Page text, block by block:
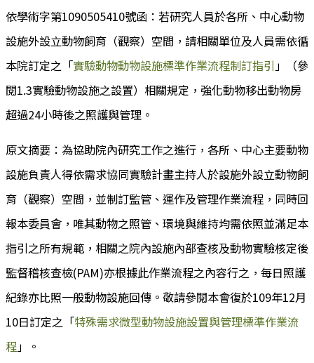
依學術字第1090505410號函：若研究人員於各所、中心動物
設施外設立動物飼育（觀察）空間，請相關單位及人員需依循
本院訂定之「實驗動物動物設施標準作業流程制訂指引」（參
閱1.3實驗動物設施之設置）相關規定，強化動物移出動物房
超過24小時後之照護與管理。
原文摘要：為協助院內研究工作之進行，各所、中心主要動物
設施負責人得依需求協同實驗計畫主持人於設施外設立動物飼
育（觀察）空間，並制訂監管、運作及管理作業流程，同時回
報本委員會，唯其動物之照管、環境與維持均需依照並滿足本
指引之所有規範，相關之院內設施內部查核及動物實驗核定後
監督稽核查檢(PAM)亦根據此作業流程之內容行之，每日照護
紀錄亦比照一般動物設施回傳。敬請參閱本會復於109年12月
10日訂定之「特殊需求微型動物設施設置與管理標準作業流
程」。